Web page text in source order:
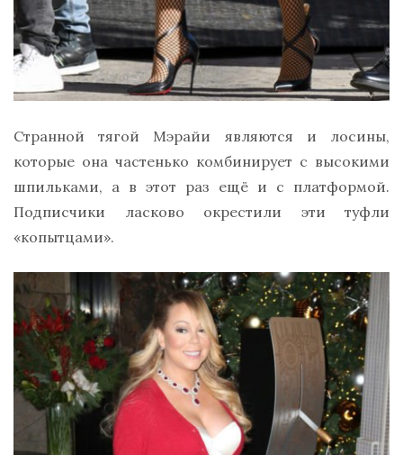
Странной тягой Мэрайи являются и лосины,
которые она частенько комбинирует с высокими
шпильками, а в этот раз ещё и с платформой.
Подписчики ласково окрестили эти туфли
«копытцами».